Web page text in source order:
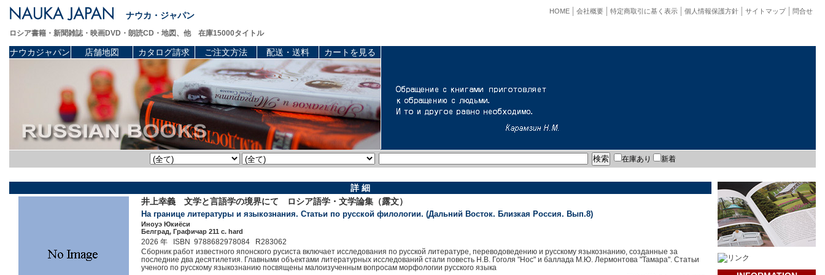
ナウカ・ジャパン 問合せ
サイトマップ
個人情報保護方針
特定商取引に基く表示
会社概要
HOME
ロシア書籍・新聞雑誌・映画DVD・朗読CD・地図、他 在庫15000タイトル
ナウカジャパン 店舗地図 カタログ請求 ご注文方法 配送・送料 カートを見る
在庫あり 新着
詳 細
井上幸義 文学と言語学の境界にて ロシア語学・文学論集（露文）
На границе литературы и языкознания. Статьи по русской филологии. (Дальний Восток. Близкая Россия. Вып.8)
Иноуэ Юкиёси
Белград, Графичар 211 c. hard
2026 年 ISBN 9788682978084 R283062
Сборник работ известного японского русиста включает исследования по русской литературе, переводоведению и русскому языкознанию, созданные за
последние два десятилетия. Главными объектами литературных исследований стали повесть Н.В. Гоголя "Нос" и баллада М.Ю. Лермонтова "Тамара". Статьи
ученого по русскому языкознанию посвящены малоизученным вопросам морфологии русского языка